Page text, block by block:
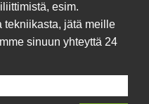
esim.
tekniikasta, jätä meille
sinuun yhteyttä 24